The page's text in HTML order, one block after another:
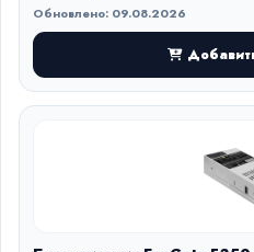
Обновлено: 09.08.2026